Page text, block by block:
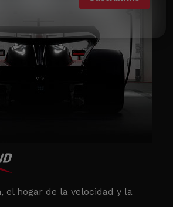
el hogar de la velocidad y la